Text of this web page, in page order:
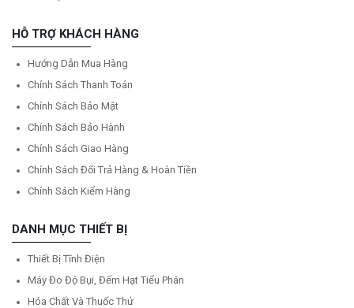
HỖ TRỢ KHÁCH HÀNG
Hướng Dẫn Mua Hàng
Chính Sách Thanh Toán
Chính Sách Bảo Mật
Chính Sách Bảo Hành
Chính Sách Giao Hàng
Chính Sách Đổi Trả Hàng & Hoàn Tiền
Chính Sách Kiểm Hàng
DANH MỤC THIẾT BỊ
Thiết Bị Tĩnh Điện
Máy Đo Độ Bụi, Đếm Hạt Tiểu Phân
Hóa Chất Và Thuốc Thử